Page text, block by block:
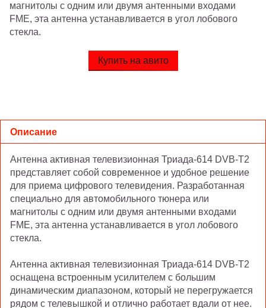
магнитолы с одним или двумя антенными входами
FME, эта антенна устанавливается в угол лобового
стекла.
Купить на авито
Описание
Антенна активная телевизионная Триада-614 DVB-T2
представляет собой современное и удобное решение
для приема цифрового телевидения. Разработанная
специально для автомобильного тюнера или
магнитолы с одним или двумя антенными входами
FME, эта антенна устанавливается в угол лобового
стекла.
Антенна активная телевизионная Триада-614 DVB-T2
оснащена встроенным усилителем с большим
динамическим диапазоном, который не перегружается
рядом с телевышкой и отлично работает вдали от нее.